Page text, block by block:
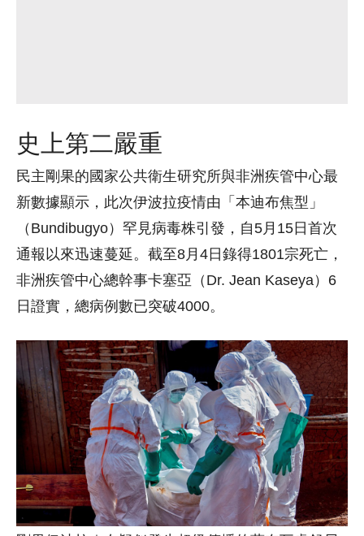
史上第二嚴重
民主剛果的國家公共衛生研究所與非洲疾管中心最
新數據顯示，此次伊波拉疫情由「本迪布焦型」
（Bundibugyo）罕見病毒株引發，自5月15日首次
通報以來迅速蔓延。截至8月4日錄得1801宗死亡，
非洲疾管中心總幹事卡塞亞（Dr. Jean Kaseya）6
日證實，總病例數已突破4000。